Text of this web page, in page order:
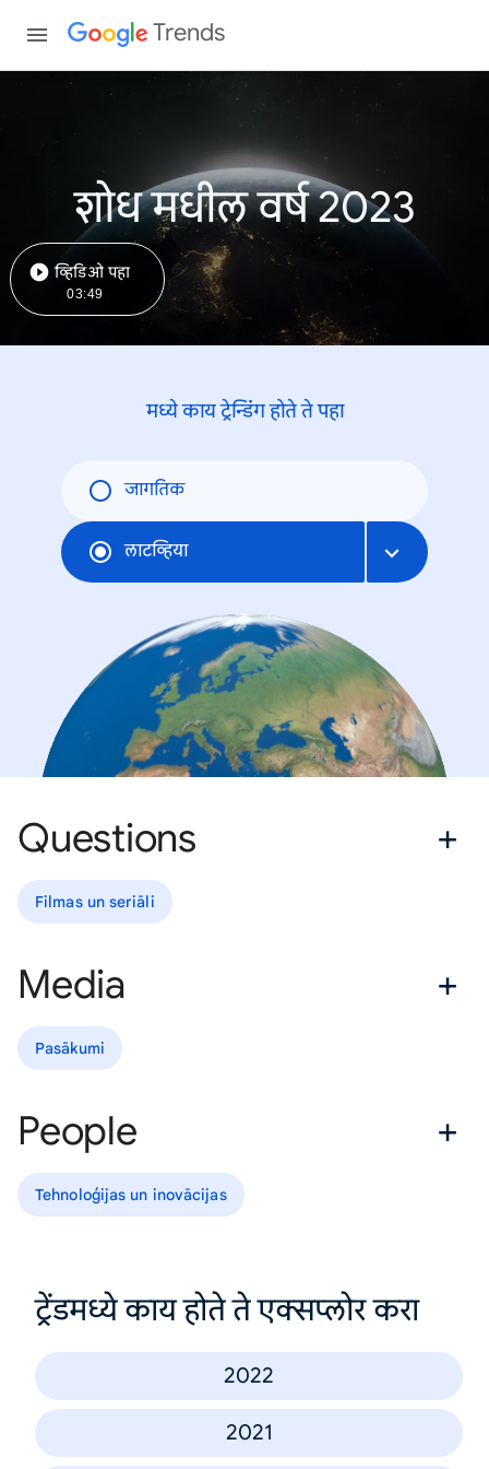
Trends
शोध मधील वर्ष 2023
व्हिडिओ पहा
03:49
मध्ये काय ट्रेन्डिंंग होते ते पहा
जागतिक
लाटव्हिया
Questions
Filmas un seriāli
Media
Pasākumi
People
Tehnoloģijas un inovācijas
ट्रेंडमध्ये काय होते ते एक्सप्लोर करा
2022
2021